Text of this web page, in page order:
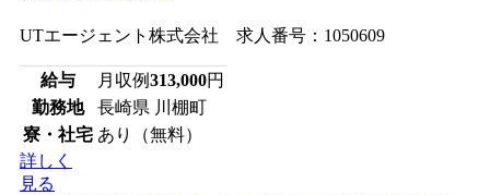
UTエージェント株式会社 求人番号：1050609
給与 月収例313,000円
勤務地
長崎県 川棚町
寮・社宅 あり（無料）
詳しく
見る